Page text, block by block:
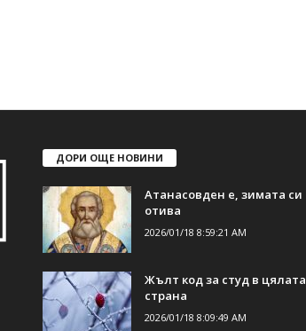
ДОРИ ОЩЕ НОВИНИ
Атанасовден е, зимата си
отива
2026/01/18 8:59:21 AM
Жълт код за студ в цялата
страна
2026/01/18 8:09:49 AM